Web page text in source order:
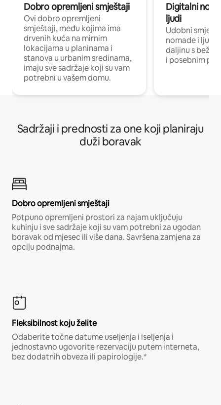
Dobro opremljeni smještaji
Ovi dobro opremljeni
smještaji, među kojima ima
drvenih kuća na mirnim
lokacijama u planinama i
stanova u urbanim sredinama,
imaju sve sadržaje koji su vam
potrebni u vašem domu.
Digitalni
ljudi
Udobni
nomade i ljude
daljinu s
i posebnim
Sadržaji i prednosti za one koji planiraju
duži boravak
Dobro opremljeni smještaji
Potpuno opremljeni prostori za najam uključuju
kuhinju i sve sadržaje koji su vam potrebni za ugodan
boravak od mjesec ili više dana. Savršena zamjena za
opciju podnajma.
Fleksibilnost koju želite
Odaberite točne datume useljenja i iseljenja i
jednostavno ugovorite rezervaciju putem interneta,
bez dodatnih obveza ili papirologije.*